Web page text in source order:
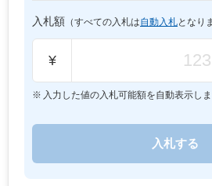
入札額 （すべての入札は自動入札となり
¥
入力した値の入札可能額を自動表示し